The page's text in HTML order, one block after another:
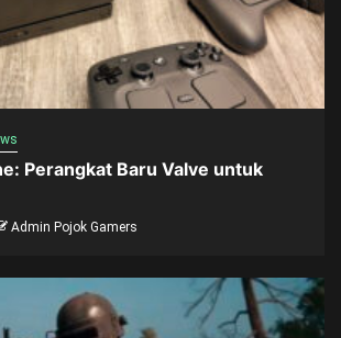
Perangkat Baru Valve untuk
Admin Pojok Gamers